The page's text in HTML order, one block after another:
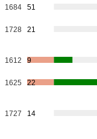
1684 51
1728 21
1612 9
1625 22
1727 14